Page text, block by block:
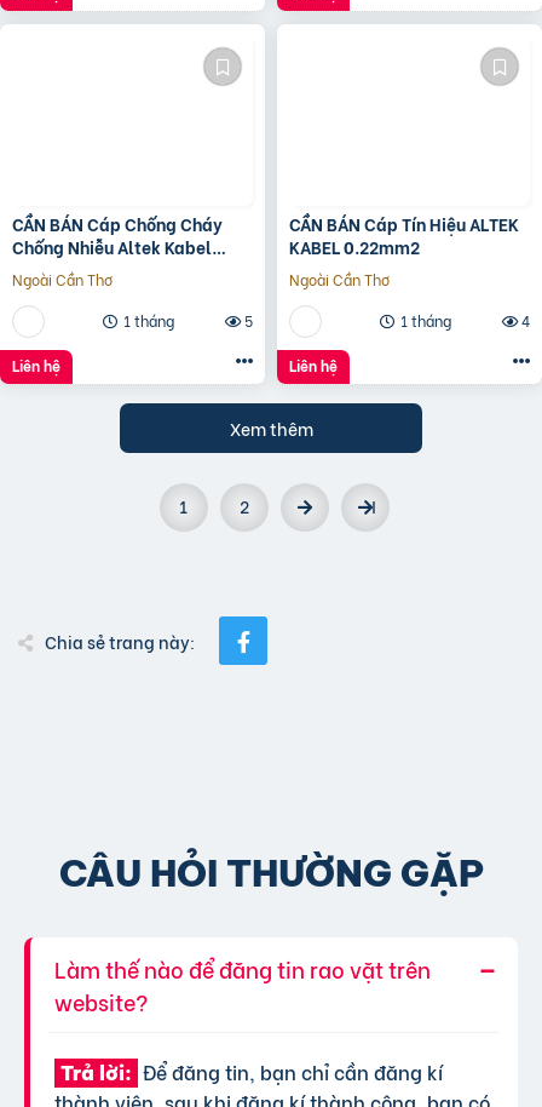
CẦN BÁN Cáp Chống Cháy
Chống Nhiễu Altek Kabel
0.75mm2
Ngoài Cần Thơ
1 tháng
5
Liên hệ
CẦN BÁN Cáp Tín Hiệu ALTEK
KABEL 0.22mm2
Ngoài Cần Thơ
1 tháng
4
Liên hệ
Xem thêm
1 2
Chia sẻ trang này:
CÂU HỎI THƯỜNG GẶP
Làm thế nào để đăng tin rao vặt trên
website?
Trả lời: Để đăng tin, bạn chỉ cần đăng kí